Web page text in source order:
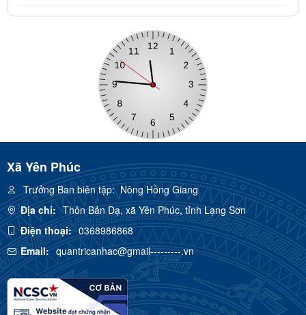
Xã Yên Phúc
Trưởng Ban biên tập:Nông Hồng Giang
Địa chỉ: Thôn Bản Dạ, xã Yên Phúc, tỉnh Lạng Sơn
Điện thoại: 0368986868
Email: quantricanhac@gmail---------.vn